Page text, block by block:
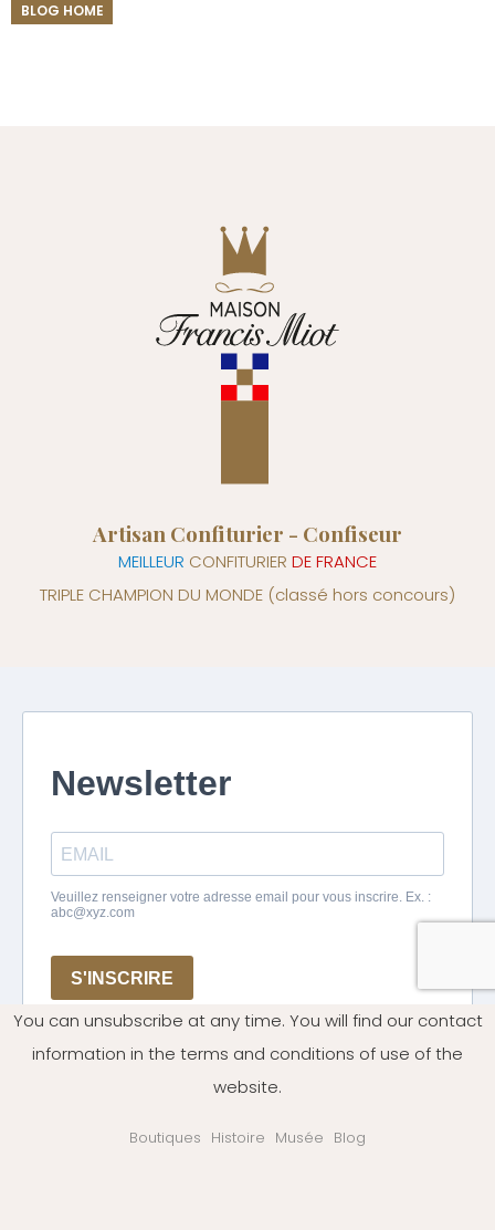
BLOG HOME
Artisan Confiturier - Confiseur
MEILLEUR CONFITURIER DE FRANCE
TRIPLE CHAMPION DU MONDE (classé hors concours)
You can unsubscribe at any time. You will find our contact
information in the terms and conditions of use of the
website.
Boutiques Histoire Musée Blog